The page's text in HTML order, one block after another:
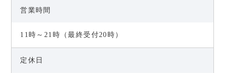
営業時間
11時～21時（最終受付20時）
定休日